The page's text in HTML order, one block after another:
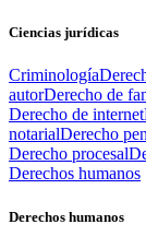
Ciencias jurídicas
Criminología
autorDerecho de
Derecho de internet
notarialDerecho
Derecho procesal
Derechos humanos
Derechos humanos